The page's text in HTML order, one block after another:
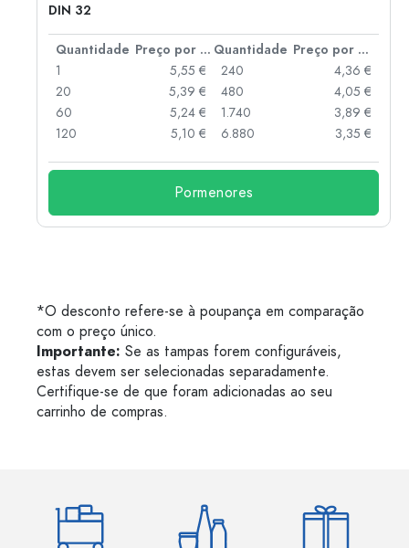
DIN 32
Quantidade Preço por peça Quantidade
Preço por peça
1
5,55 €
20
5,39 €
60
5,24 €
120
5,10 €
240
4,36 €
480
4,05 €
1.740
3,89 €
6.880
3,35 €
Pormenores
*O desconto refere-se à poupança em comparação
com o preço único.
Importante: Se as tampas forem configuráveis,
estas devem ser selecionadas separadamente.
Certifique-se de que foram adicionadas ao seu
carrinho de compras.